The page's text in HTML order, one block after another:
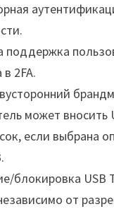
поддержка
2FA.
может вносить
если выбрана
блокировка USB
от